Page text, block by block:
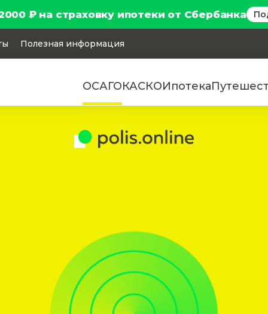
₽ на страховку ипотеки от Сбербанка
Полезная информация
ОСАГОКАСКОИпотека